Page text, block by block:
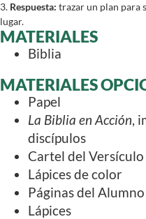
3. Respuesta: trazar un plan para
lugar.
MATERIALES
Biblia
MATERIALES
Papel
La Biblia en Acción,
discípulos
Cartel del
Lápices de color
Páginas del Alumno
Lápices